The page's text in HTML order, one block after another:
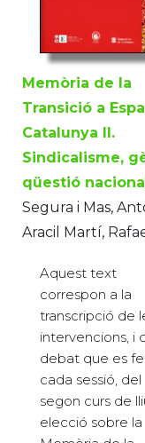
Memòria de la
Transició a
Catalunya II.
Sindicalisme,
qüestió nacional
Segura i Mas,
Aracil Martí,
Aquest text
correspon a la
transcripció de
intervencions, i
debat que es
cada sessió, del
segon curs de
elecció sobre la